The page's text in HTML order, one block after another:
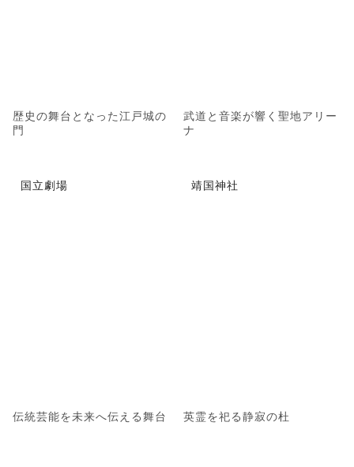
歴史の舞台となった江戸城の
門
武道と音楽が響く聖地アリー
ナ
国立劇場
伝統芸能を未来へ伝える舞台
靖国神社
英霊を祀る静寂の杜